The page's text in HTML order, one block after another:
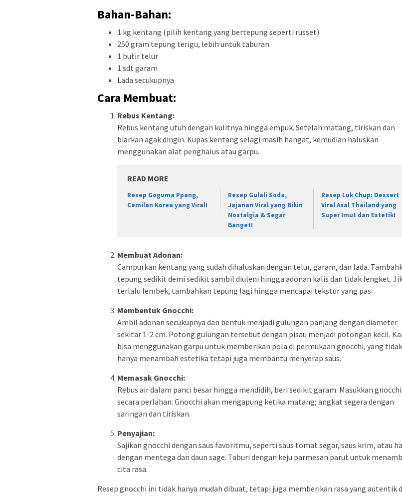
Bahan-Bahan:
1 kg kentang (pilih kentang yang bertepung seperti russet)
250 gram tepung terigu, lebih untuk taburan
1 butir telur
1 sdt garam
Lada secukupnya
Cara Membuat:
Rebus Kentang:
Rebus kentang utuh dengan kulitnya hingga empuk. Setelah matang, tiriskan dan
biarkan agak dingin. Kupas kentang selagi masih hangat, kemudian haluskan
menggunakan alat penghalus atau garpu.
READ MORE
Resep Goguma Ppang,
Cemilan Korea yang Viral!
Resep Gulali Soda,
Jajanan Viral yang Bikin
Nostalgia & Segar
Banget!
Resep Luk Chup: Dessert
Viral Asal Thailand yang
Super Imut dan Estetik!
Membuat Adonan:
Campurkan kentang yang sudah dihaluskan dengan telur, garam, dan lada.
tepung sedikit demi sedikit sambil diuleni hingga adonan kalis dan tidak lengket.
terlalu lembek, tambahkan tepung lagi hingga mencapai tekstur yang pas.
Membentuk Gnocchi:
Ambil adonan secukupnya dan bentuk menjadi gulungan panjang dengan diameter
sekitar 1-2 cm. Potong gulungan tersebut dengan pisau menjadi potongan kecil.
bisa menggunakan garpu untuk memberikan pola di permukaan gnocchi, yang tidak
hanya menambah estetika tetapi juga membantu menyerap saus.
Memasak Gnocchi:
Rebus air dalam panci besar hingga mendidih, beri sedikit garam. Masukkan gnocchi
secara perlahan. Gnocchi akan mengapung ketika matang; angkat segera dengan
saringan dan tiriskan.
Penyajian:
Sajikan gnocchi dengan saus favoritmu, seperti saus tomat segar, saus krim, atau
dengan mentega dan daun sage. Taburi dengan keju parmesan parut untuk
cita rasa.
Resep gnocchi ini tidak hanya mudah dibuat, tetapi juga memberikan rasa yang autentik